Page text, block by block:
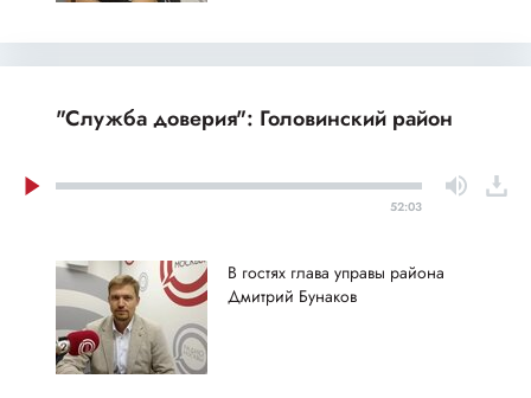
"Служба доверия": Головинский район
52:03
В гостях глава управы района
Дмитрий Бунаков